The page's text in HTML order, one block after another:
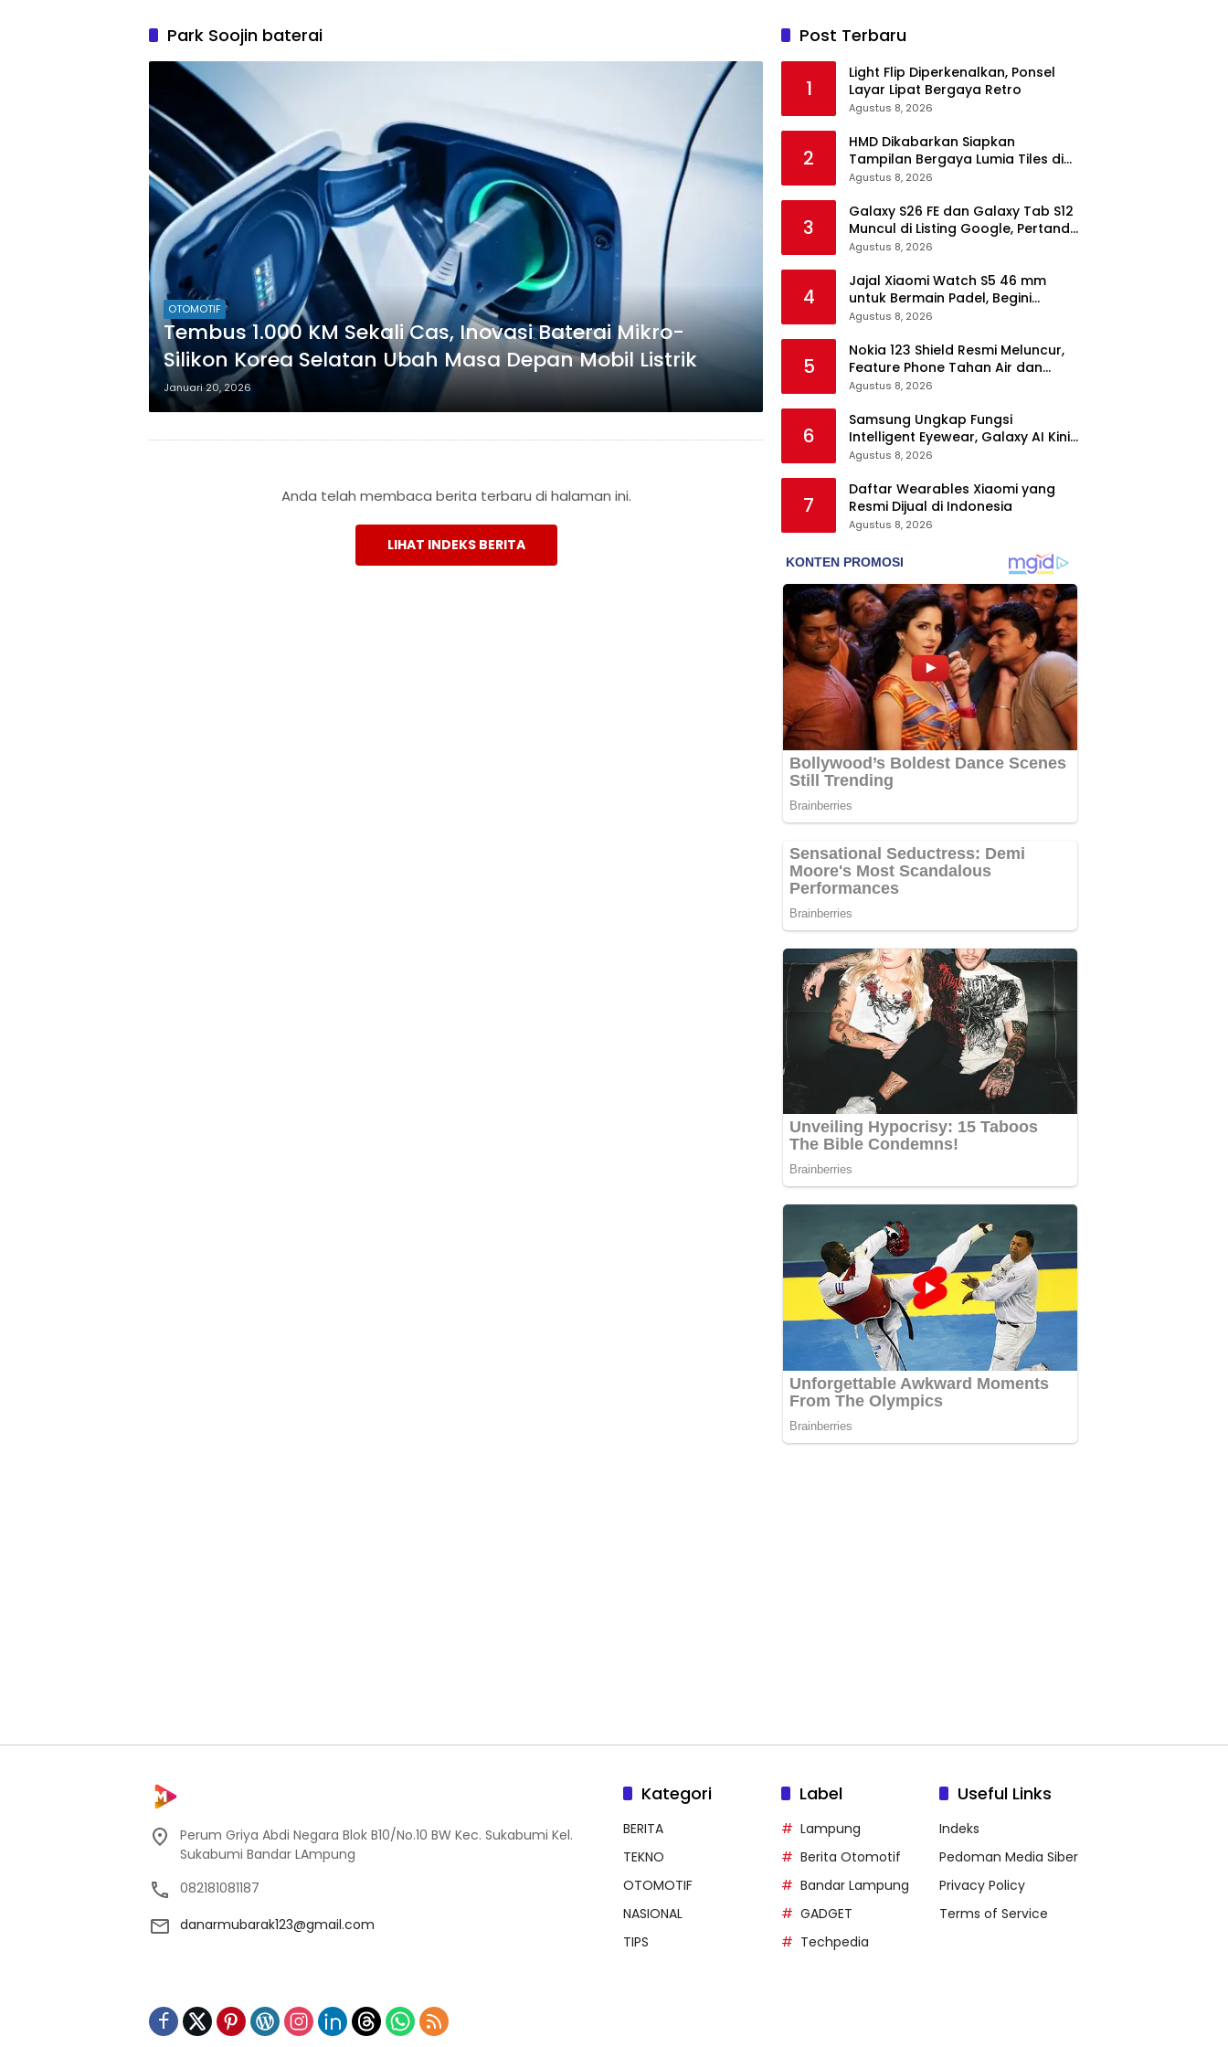
Park Soojin baterai
OTOMOTIF
Tembus 1.000 KM Sekali Cas, Inovasi Baterai Mikro-
Silikon Korea Selatan Ubah Masa Depan Mobil Listrik
Januari 20, 2026
Anda telah membaca berita terbaru di halaman ini.
LIHAT INDEKS BERITA
Post Terbaru
1
Light Flip Diperkenalkan, Ponsel
Layar Lipat Bergaya Retro
Agustus 8, 2026
2
HMD Dikabarkan Siapkan
Tampilan Bergaya Lumia Tiles di
Ponsel Android
Agustus 8, 2026
3
Galaxy S26 FE dan Galaxy Tab S12
Muncul di Listing Google, Pertanda
Segera Rilis?
Agustus 8, 2026
4
Jajal Xiaomi Watch S5 46 mm
untuk Bermain Padel, Begini
Kemampuannya
Agustus 8, 2026
5
Nokia 123 Shield Resmi Meluncur,
Feature Phone Tahan Air dan
Debu
Agustus 8, 2026
6
Samsung Ungkap Fungsi
Intelligent Eyewear, Galaxy AI Kini
Bisa Diakses Tanpa Layar
Agustus 8, 2026
7
Daftar Wearables Xiaomi yang
Resmi Dijual di Indonesia
Agustus 8, 2026
Perum Griya Abdi Negara Blok B10/No.10 BW Kec. Sukabumi Kel.
Sukabumi Bandar LAmpung
082181081187
danarmubarak123@gmail.com
Kategori
BERITA
TEKNO
OTOMOTIF
NASIONAL
TIPS
Label
Lampung
Berita Otomotif
Bandar Lampung
GADGET
Techpedia
Useful Links
Indeks
Pedoman Media Siber
Privacy Policy
Terms of Service